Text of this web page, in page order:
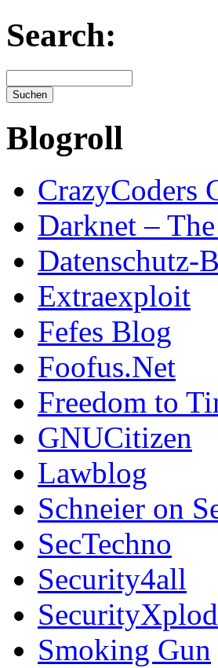
Search:
Blogroll
CrazyCoders
Darknet –
Datenschutz-
Extraexploit
Fefes Blog
Foofus.Net
Freedom to
GNUCitizen
Lawblog
Schneier on
SecTechno
Security4all
Smoking Gun